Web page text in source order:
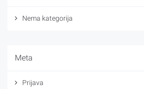
Nema kategorija
Meta
Prijava